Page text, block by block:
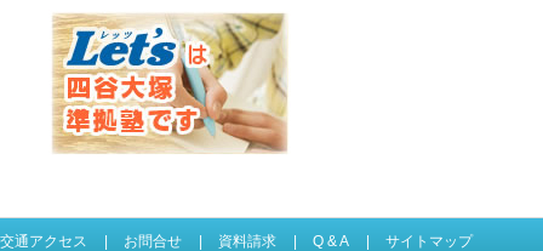
交通アクセス お問合せ 資料請求 Q & A サイトマップ